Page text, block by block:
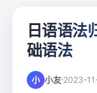
日语语法
础语法
小 小友 2023-